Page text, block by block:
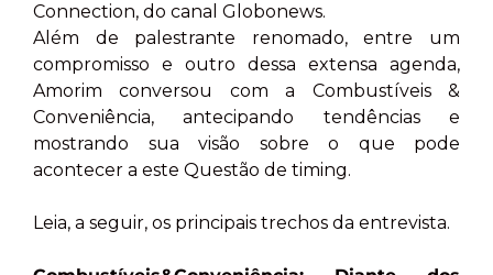
Connection, do canal Globonews.
Além de palestrante renomado, entre um
compromisso e outro dessa extensa agenda,
Amorim conversou com a Combustíveis &
Conveniência, antecipando tendências e
mostrando sua visão sobre o que pode
acontecer a este Questão de timing.
Leia, a seguir, os principais trechos da entrevista.